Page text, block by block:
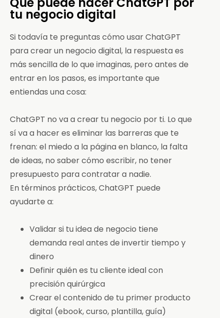
tu negocio digital
Si todavía te preguntas cómo usar ChatGPT
para crear un negocio digital, la respuesta es
más sencilla de lo que imaginas, pero antes de
entrar en los pasos, es importante que
entiendas una cosa:
ChatGPT no va a crear tu negocio por ti. Lo que
sí va a hacer es eliminar las barreras que te
frenan: el miedo a la página en blanco, la falta
de ideas, no saber cómo escribir, no tener
presupuesto para contratar a nadie.
En términos prácticos, ChatGPT puede
ayudarte a:
Validar si tu idea de negocio tiene
demanda real antes de invertir tiempo y
dinero
Definir quién es tu cliente ideal con
precisión quirúrgica
Crear el contenido de tu primer producto
digital (ebook, curso, plantilla, guía)